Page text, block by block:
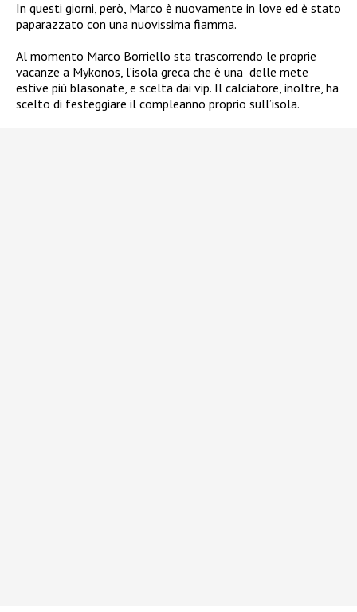
In questi giorni, però, Marco è nuovamente in love ed è stato
paparazzato con una nuovissima fiamma.
Al momento Marco Borriello sta trascorrendo le proprie
vacanze a Mykonos, l’isola greca che è una delle mete
estive più blasonate, e scelta dai vip. Il calciatore, inoltre, ha
scelto di festeggiare il compleanno proprio sull’isola.